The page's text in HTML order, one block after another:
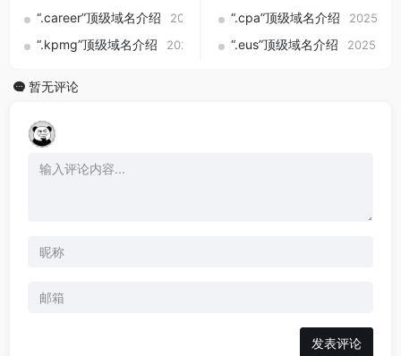
“.career”顶级域名介绍 2025-09-01“.cpa”顶级域名介绍 2025-
“.kpmg”顶级域名介绍 2025-09-01“.eus”顶级域名介绍 2025-
暂无评论
发表评论